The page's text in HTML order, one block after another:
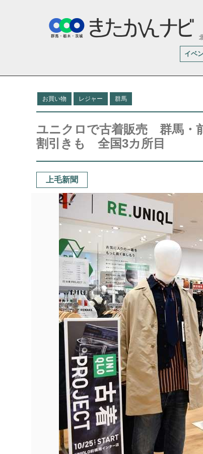
イベ
お買い物 レジャー 群馬
ユニクロで古着販売 群馬・
割引きも 全国3カ所目
上毛新聞